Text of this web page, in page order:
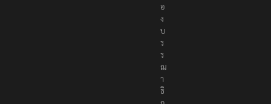
ก
อ
ง
บ
ร
ร
ณ
า